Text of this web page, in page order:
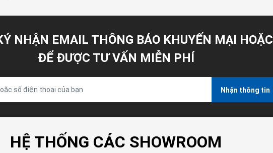
NHẬN EMAIL THÔNG BÁO KHUYẾN MẠI HOẶC
ĐỂ ĐƯỢC TƯ VẤN MIỄN PHÍ
Nhận thông tin
HỆ THỐNG CÁC SHOWROOM